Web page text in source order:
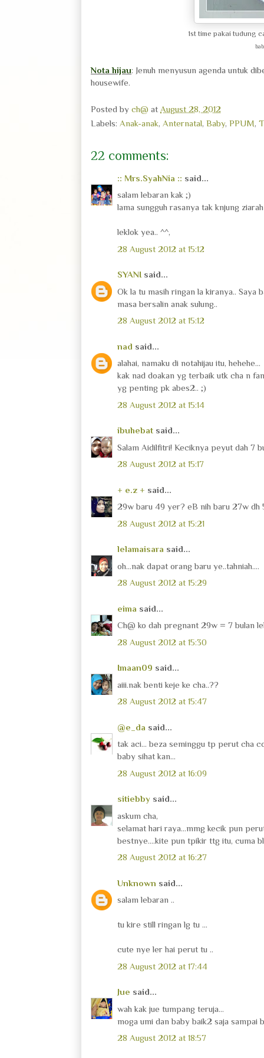
1st time pakai tudung
Nota hijau: Jenuh menyusun agenda untuk
housewife.
Posted by ch@ at August 28, 2012
Labels: Anak-anak, Anternatal, Baby, PPUM,
22 comments:
:: Mrs.SyahNia :: said...
salam lebaran kak ;)
lama sungguh rasanya tak knjung
leklok yea.. ^^,
28 August 2012 at 15:12
SYANI said...
Ok la tu masih ringan la kiranya.. Saya
masa bersalin anak sulung..
28 August 2012 at 15:12
nad said...
alahai, namaku di notahijau itu, hehehe...
kak nad doakan yg terbaik utk cha n
yg penting pk abes2.. ;)
28 August 2012 at 15:14
ibuhebat said...
Salam Aidilfitri! Keciknya peyut dah 7
28 August 2012 at 15:17
+ e.z + said...
29w baru 49 yer? eB nih baru 27w dh
28 August 2012 at 15:21
lelamaisara said...
oh...nak dapat orang baru ye..tahniah....
28 August 2012 at 15:29
eima said...
Ch@ ko dah pregnant 29w = 7 bulan
28 August 2012 at 15:30
Imaan09 said...
aiii.nak benti keje ke cha..??
28 August 2012 at 15:47
@e_da said...
tak aci... beza seminggu tp perut cha
baby sihat kan...
28 August 2012 at 16:09
sitiebby said...
askum cha,
selamat hari raya...mmg kecik pun
bestnye....kite pun tpikir ttg itu, cuma
28 August 2012 at 16:27
Unknown said...
salam lebaran ..
tu kire still ringan lg tu ...
cute nye ler hai perut tu ..
28 August 2012 at 17:44
Jue said...
wah kak jue tumpang teruja...
moga umi dan baby baik2 saja sampai
28 August 2012 at 18:57